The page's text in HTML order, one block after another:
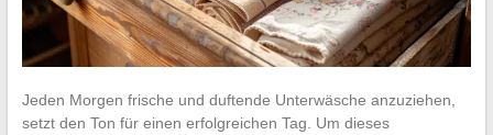
Jeden Morgen frische und duftende Unterwäsche anzuziehen,
setzt den Ton für einen erfolgreichen Tag. Um dieses